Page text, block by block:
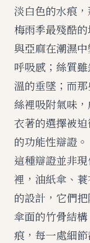
淡白色的水痕
梅雨季最殘酷
與亞麻在潮濕
呼吸感；絲質
溫的垂墜；而
絲裡吸附氣味
衣著的選擇被迫
的功能性辯證。
這種辯證並非
裡，油紙傘、
的設計，它們
傘面的竹骨結
痕，每一處細